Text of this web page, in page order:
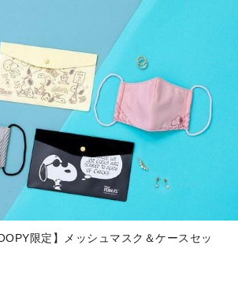
限定】メッシュマスク＆ケースセッ